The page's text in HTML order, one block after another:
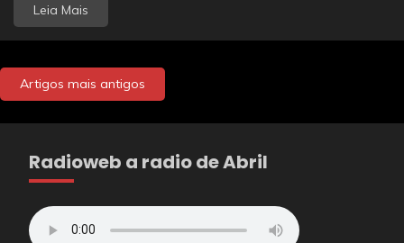
Leia Mais
Navegação
artigos
Artigos mais antigos
Radioweb a radio de Abril